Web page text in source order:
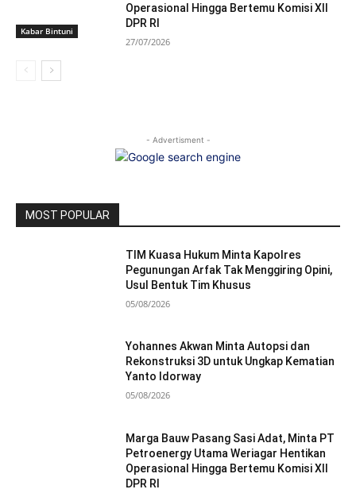
Kabar Bintuni
Operasional Hingga Bertemu Komisi XII
DPR RI
27/07/2026
- Advertisment -
MOST POPULAR
TIM Kuasa Hukum Minta Kapolres
Pegunungan Arfak Tak Menggiring Opini,
Usul Bentuk Tim Khusus
05/08/2026
Yohannes Akwan Minta Autopsi dan
Rekonstruksi 3D untuk Ungkap Kematian
Yanto Idorway
05/08/2026
Marga Bauw Pasang Sasi Adat, Minta PT
Petroenergy Utama Weriagar Hentikan
Operasional Hingga Bertemu Komisi XII
DPR RI